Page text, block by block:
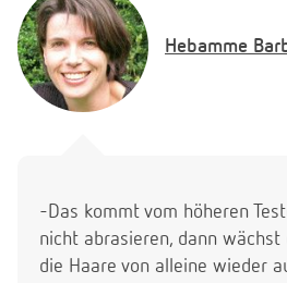
Hebamme
-Das kommt vom höheren
nicht abrasieren, dann
die Haare von alleine wieder